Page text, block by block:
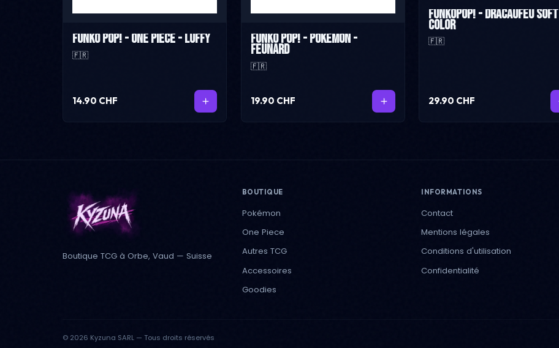
Funko Pop! - One Piece - Luffy
🇫🇷
14.90 CHF
Funko Pop! - Pokémon -
Feunard
🇫🇷
19.90 CHF
FunkoPop! - Dracaufeu soft
color
🇫🇷
29.90 CHF
Boutique TCG à Orbe, Vaud — Suisse
BOUTIQUE
Pokémon
One Piece
Autres TCG
Accessoires
Goodies
INFORMATIONS
Contact
Mentions légales
Conditions d'utilisation
Confidentialité
© 2026 Kyzuna SARL — Tous droits réservés